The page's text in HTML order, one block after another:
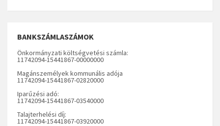
BANKSZÁMLASZÁMOK
Önkormányzati költségvetési számla:
11742094-15441867-00000000
Magánszemélyek kommunális adója
11742094-15441867-02820000
Iparűzési adó:
11742094-15441867-03540000
Talajterhelési díj:
11742094-15441867-03920000